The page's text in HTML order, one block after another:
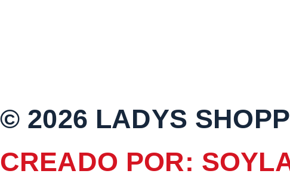
© 2026 LADYS
CREADO POR: